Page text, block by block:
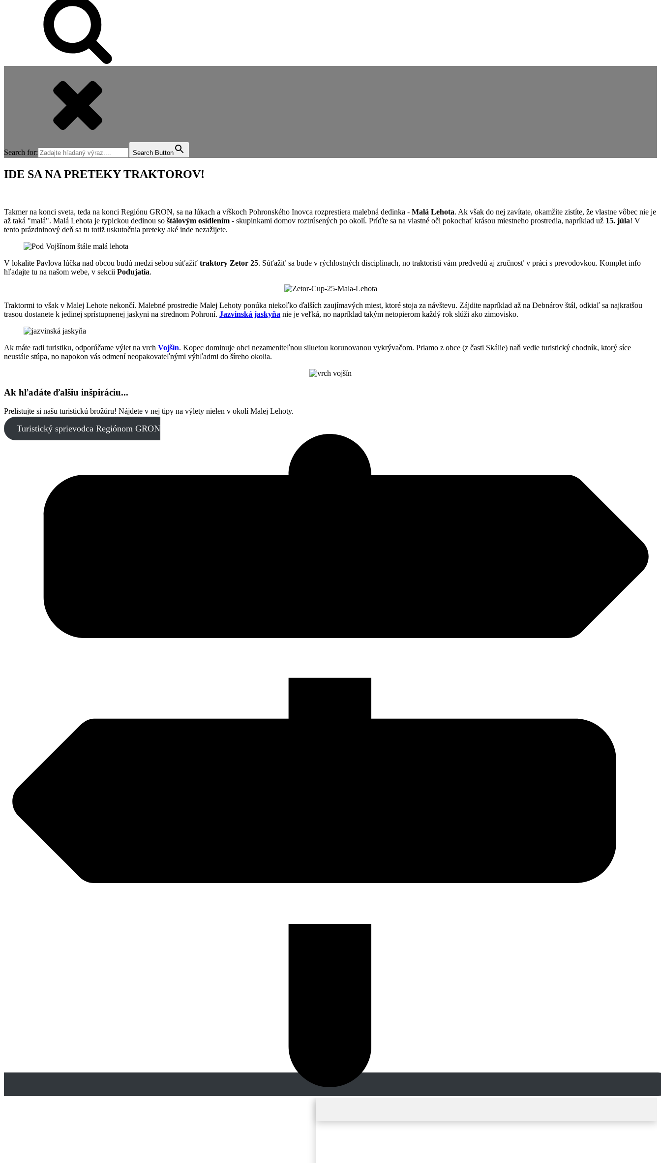
Search for: Search Button
IDE SA NA PRETEKY TRAKTOROV!
Takmer na konci sveta, teda na konci Regiónu GRON, sa na lúkach a vŕškoch Pohronského Inovca rozprestiera malebná dedinka - Malá Lehota. Ak však do nej zavítate, okamžite zistíte, že vlastne vôbec nie je
až taká "malá". Malá Lehota je typickou dedinou so štálovým osídlením - skupinkami domov roztrúsených po okolí. Príďte sa na vlastné oči pokochať krásou miestneho prostredia, napríklad už 15. júla! V
tento prázdninový deň sa tu totiž uskutočnia preteky aké inde nezažijete.
V lokalite Pavlova lúčka nad obcou budú medzi sebou súťažiť traktory Zetor 25. Súťažiť sa bude v rýchlostných disciplínach, no traktoristi vám predvedú aj zručnosť v práci s prevodovkou. Komplet info
hľadajte tu na našom webe, v sekcii Podujatia.
Traktormi to však v Malej Lehote nekončí. Malebné prostredie Malej Lehoty ponúka niekoľko ďalších zaujímavých miest, ktoré stoja za návštevu. Zájdite napríklad až na Debnárov štál, odkiaľ sa najkratšou
trasou dostanete k jedinej sprístupnenej jaskyni na strednom Pohroní. Jazvinská jaskyňa nie je veľká, no napríklad takým netopierom každý rok slúži ako zimovisko.
Ak máte radi turistiku, odporúčame výlet na vrch Vojšín. Kopec dominuje obci nezameniteľnou siluetou korunovanou vykrývačom. Priamo z obce (z časti Skálie) naň vedie turistický chodník, ktorý síce
neustále stúpa, no napokon vás odmení neopakovateľnými výhľadmi do šíreho okolia.
Ak hľadáte ďalšiu inšpiráciu...
Prelistujte si našu turistickú brožúru! Nájdete v nej tipy na výlety nielen v okolí Malej Lehoty.
Turistický sprievodca Regiónom GRON